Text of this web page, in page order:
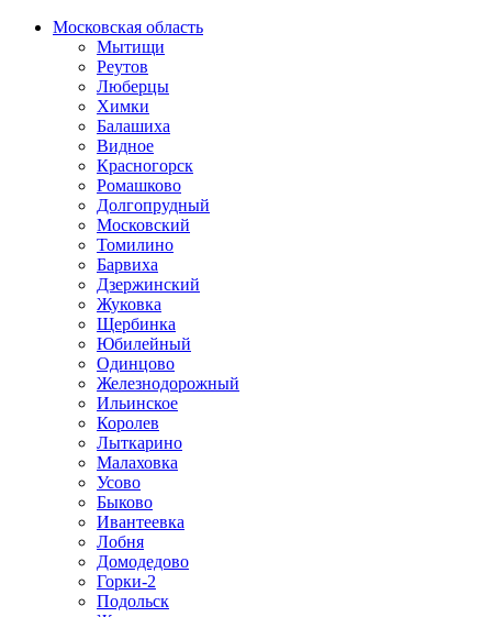
Московская область
Мытищи
Реутов
Люберцы
Химки
Балашиха
Видное
Красногорск
Ромашково
Долгопрудный
Московский
Томилино
Барвиха
Дзержинский
Жуковка
Щербинка
Юбилейный
Одинцово
Железнодорожный
Ильинское
Королев
Лыткарино
Малаховка
Усово
Быково
Ивантеевка
Лобня
Домодедово
Горки-2
Подольск